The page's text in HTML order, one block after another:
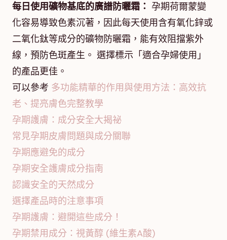
每日使用礦物基底的廣譜防曬霜： 孕期荷爾蒙變
化容易導致色素沉著，因此每天使用含有氧化鋅或
二氧化鈦等成分的礦物防曬霜，能有效阻擋紫外
線，預防色斑產生。 選擇標示「適合孕婦使用」
的產品更佳。
可以參考 多功能精華的作用與使用方法：高效抗
老、提亮膚色完整教學
孕期護膚：成分安全大揭祕
常見孕期皮膚問題與成分關聯
孕期應避免的成分
孕期安全護膚成分指南
認識安全的天然成分
選擇產品時的注意事項
孕期護膚：避開這些成分！
孕期禁用成分：視黃醇 (維生素A酸)